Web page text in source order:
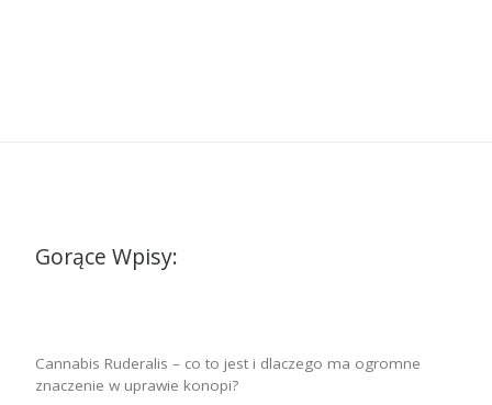
Gorące Wpisy:
Cannabis Ruderalis – co to jest i dlaczego ma ogromne
znaczenie w uprawie konopi?